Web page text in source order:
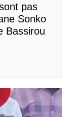
pas
Sonko
Bassirou